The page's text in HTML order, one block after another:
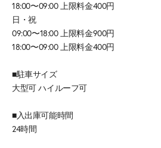
18:00〜09:00 上限料金400円
日・祝
09:00〜18:00 上限料金900円
18:00〜09:00 上限料金400円
■駐車サイズ
大型可 ハイルーフ可
■入出庫可能時間
24時間